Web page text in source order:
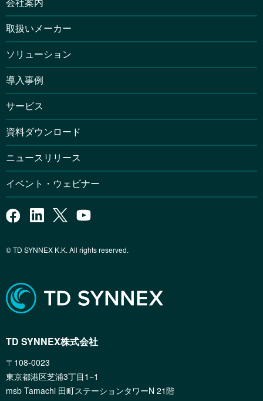
取扱いメーカー
ソリューション
導入事例
サービス
資料ダウンロード
ニュースリリース
イベント・ウェビナー
© TD SYNNEX K.K. All rights reserved.
TD SYNNEX株式会社
〒108-0023
東京都港区芝浦3丁目1−1
msb Tamachi 田町ステーションタワーN 21階